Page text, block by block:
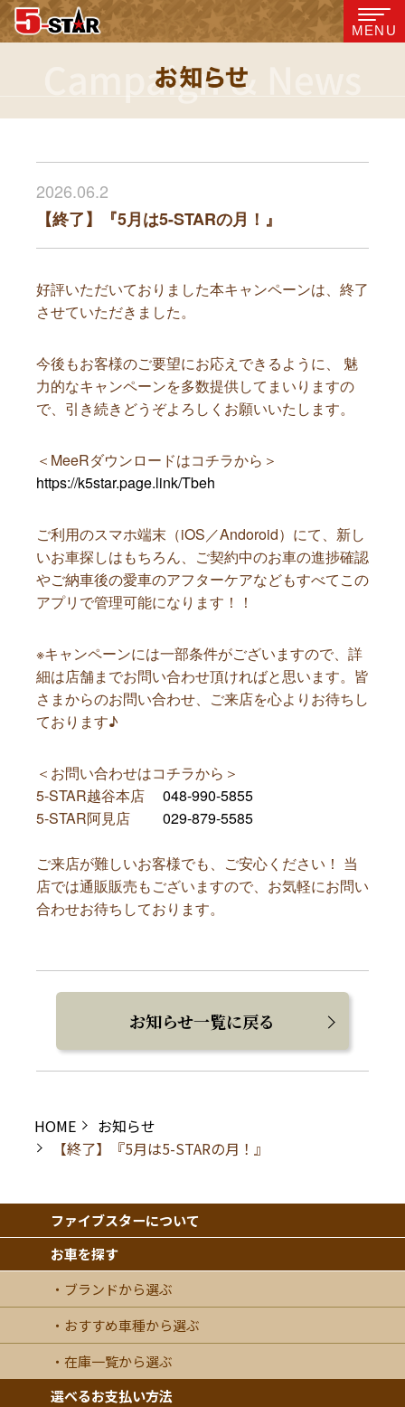
MENU
2026.06.2
【終了】『5月は5-STARの月！』
好評いただいておりました本キャンペーンは、終了
させていただきました。
今後もお客様のご要望にお応えできるように、 魅
力的なキャンペーンを多数提供してまいりますの
で、引き続きどうぞよろしくお願いいたします。
＜MeeRダウンロードはコチラから＞
https://k5star.page.link/Tbeh
ご利用のスマホ端末（iOS／Andoroid）にて、新し
いお車探しはもちろん、ご契約中のお車の進捗確認
やご納車後の愛車のアフターケアなどもすべてこの
アプリで管理可能になります！！
※キャンペーンには一部条件がございますので、詳
細は店舗までお問い合わせ頂ければと思います。皆
さまからのお問い合わせ、ご来店を心よりお待ちし
ております♪
＜お問い合わせはコチラから＞
5-STAR越谷本店 048-990-5855
5-STAR阿見店 029-879-5585
ご来店が難しいお客様でも、ご安心ください！ 当
店では通販販売もございますので、お気軽にお問い
合わせお待ちしております。
お知らせ一覧に戻る
HOME
お知らせ
【終了】『5月は5-STARの月！』
ファイブスターについて
お車を探す
ブランドから選ぶ
おすすめ車種から選ぶ
在庫一覧から選ぶ
選べるお支払い方法